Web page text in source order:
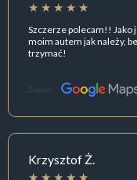
Szczerze polecam!! Jako
moim autem jak należy,
trzymać!
Źródło:
Krzysztof Ż.